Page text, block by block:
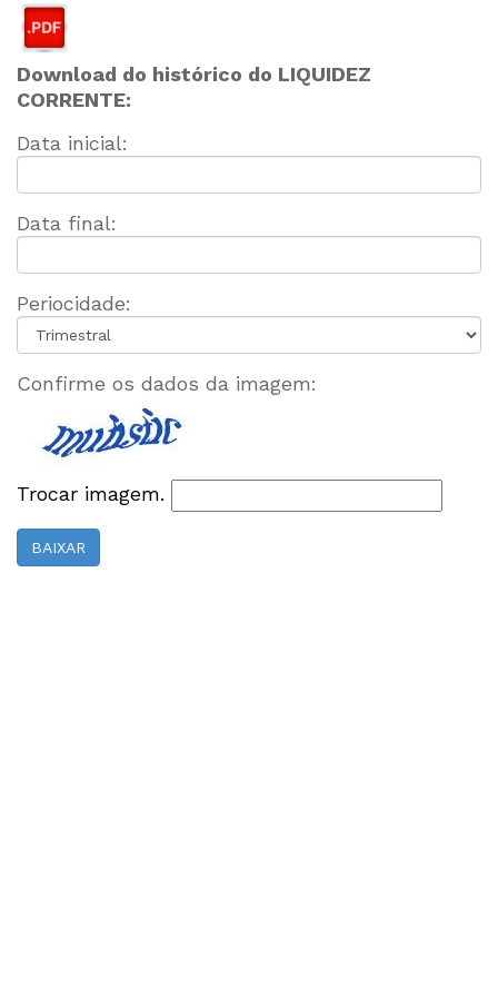
Download do histórico do LIQUIDEZ
CORRENTE:
Data inicial:
Data final:
Periocidade:
Confirme os dados da imagem:
Trocar imagem.